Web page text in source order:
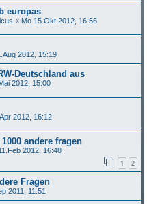
europas
« Mo 15.Okt 2012, 16:56
2012, 15:19
Deutschland aus
2012, 15:00
2012, 16:12
andere fragen
2012, 16:48
1 2
Fragen
2011, 11:51